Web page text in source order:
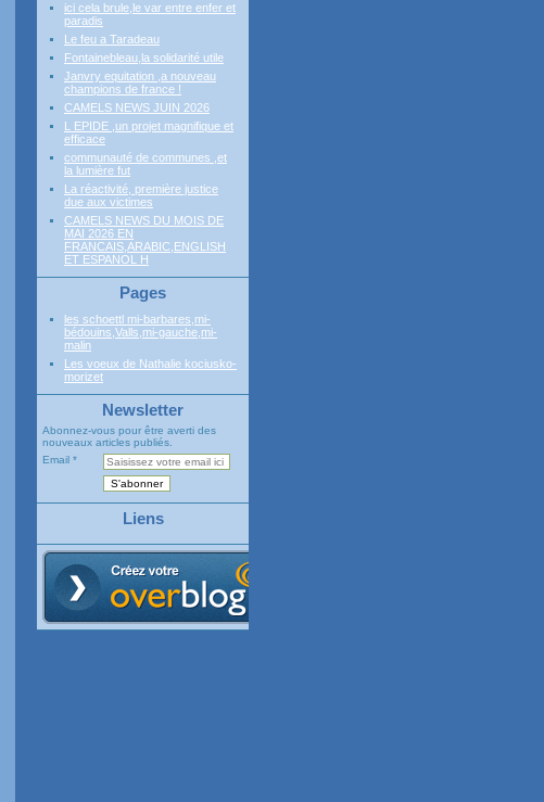
ici cela brule,le var entre enfer et
paradis
Le feu a Taradeau
Fontainebleau,la solidarité utile
Janvry equitation ,a nouveau
champions de france !
CAMELS NEWS JUIN 2026
L EPIDE ,un projet magnifique et
efficace
communauté de communes ,et
la lumière fut
La réactivité, première justice
due aux victimes
CAMELS NEWS DU MOIS DE
MAI 2026 EN
FRANCAIS,ARABIC,ENGLISH
ET ESPANOL H
Pages
les schoettl mi-barbares,mi-
bédouins,Valls,mi-gauche,mi-
malin
Les voeux de Nathalie kociusko-
morizet
Newsletter
Abonnez-vous pour être averti des
nouveaux articles publiés.
Email
Liens